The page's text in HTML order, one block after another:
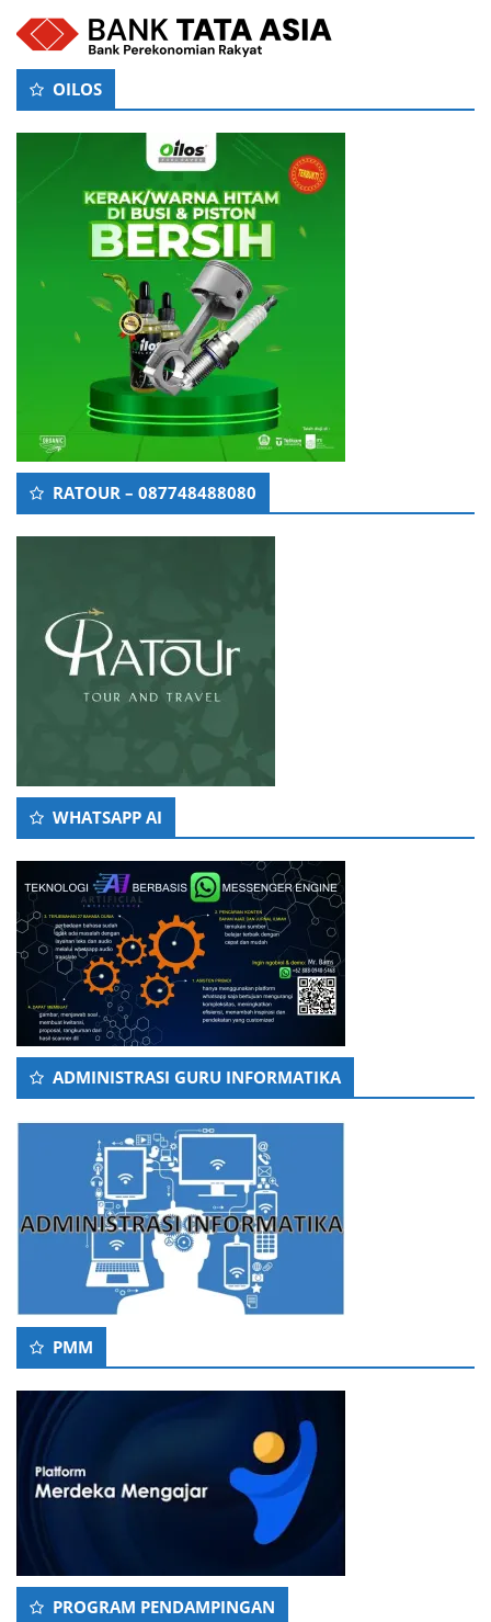
OILOS
RATOUR – 087748488080
WHATSAPP AI
ADMINISTRASI GURU INFORMATIKA
PMM
PROGRAM PENDAMPINGAN